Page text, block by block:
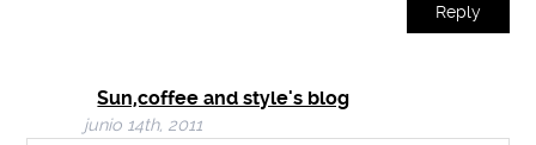
Reply
Sun,coffee and style's blog
junio 14th, 2011